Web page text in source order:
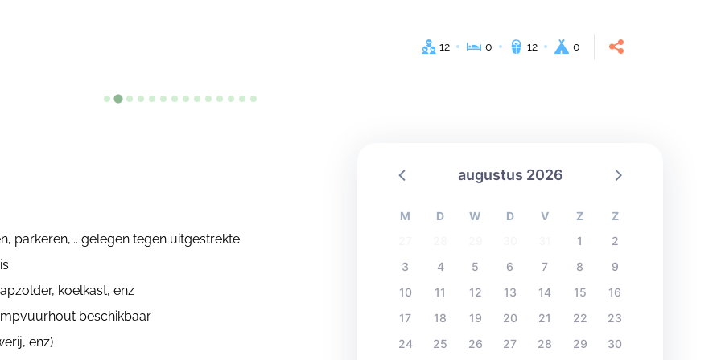
12 0 12 0
parkeren,... gelegen tegen uitgestrekte
koelkast, enz
beschikbaar
enz)
augustus 2026
M D W D V Z
Z
1
2
3
4 5 6 7 8
9
10
11 12 13 14 15
16
17
18 19 20 21 22
23
24
25 26 27 28 29 30